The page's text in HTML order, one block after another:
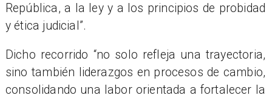
República, a la ley y a los principios de probidad
y ética judicial”.
Dicho recorrido “no solo refleja una trayectoria,
sino también liderazgos en procesos de cambio,
consolidando una labor orientada a fortalecer la